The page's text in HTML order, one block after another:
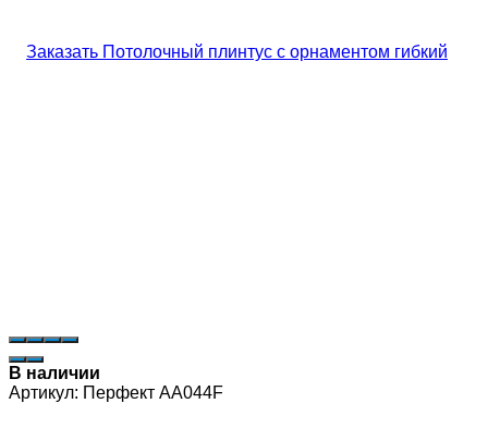
В наличии
Артикул: Перфект AA044F